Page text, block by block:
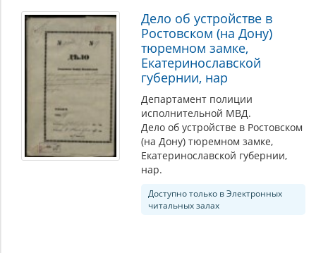
Дело об устройстве в
Ростовском (на Дону)
тюремном замке,
Екатеринославской
губернии, нар
Департамент полиции
исполнительной МВД.
Дело об устройстве в Ростовском
(на Дону) тюремном замке,
Екатеринославской губернии,
нар.
Доступно только в Электронных
читальных залах